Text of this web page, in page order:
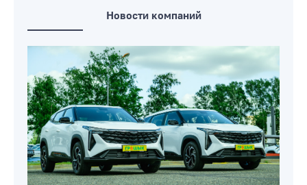
Новости компаний